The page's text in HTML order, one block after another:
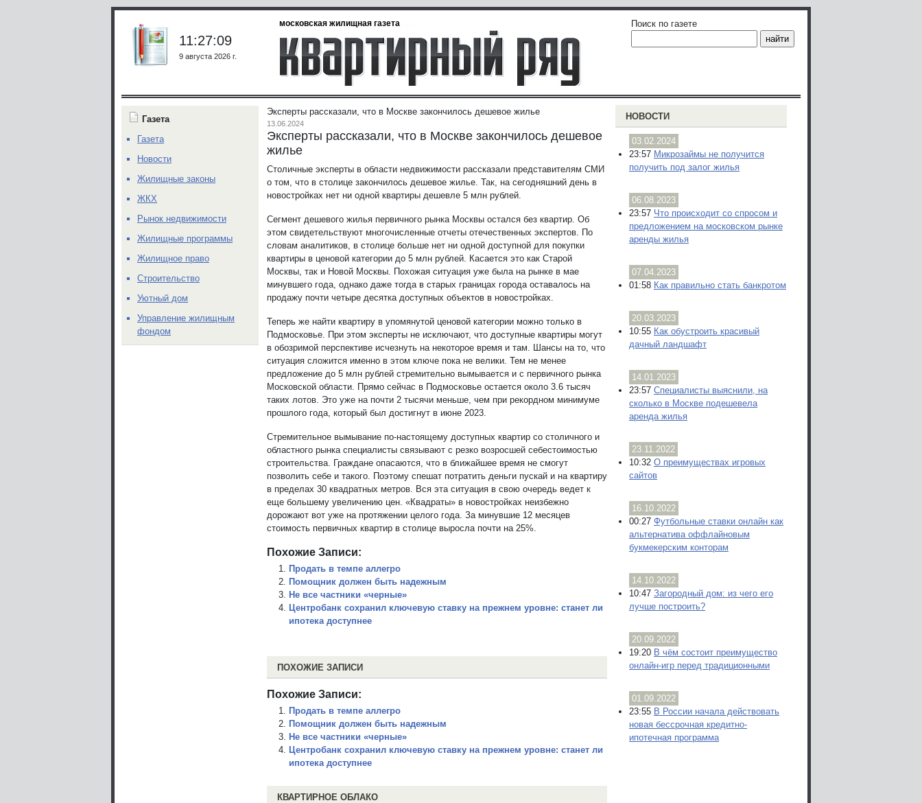
московская жилищная газета
11:27:09
9 августа 2026 г.
Поиск по газете
Эксперты рассказали, что в Москве закончилось дешевое жилье
13.06.2024
Эксперты рассказали, что в Москве закончилось дешевое
жилье
Столичные эксперты в области недвижимости рассказали представителям СМИ
о том, что в столице закончилось дешевое жилье. Так, на сегодняшний день в
новостройках нет ни одной квартиры дешевле 5 млн рублей.
Сегмент дешевого жилья первичного рынка Москвы остался без квартир. Об
этом свидетельствуют многочисленные отчеты отечественных экспертов. По
словам аналитиков, в столице больше нет ни одной доступной для покупки
квартиры в ценовой категории до 5 млн рублей. Касается это как Старой
Москвы, так и Новой Москвы. Похожая ситуация уже была на рынке в мае
минувшего года, однако даже тогда в старых границах города оставалось на
продажу почти четыре десятка доступных объектов в новостройках.
Теперь же найти квартиру в упомянутой ценовой категории можно только в
Подмосковье. При этом эксперты не исключают, что доступные квартиры могут
в обозримой перспективе исчезнуть на некоторое время и там. Шансы на то, что
ситуация сложится именно в этом ключе пока не велики. Тем не менее
предложение до 5 млн рублей стремительно вымывается и с первичного рынка
Московской области. Прямо сейчас в Подмосковье остается около 3.6 тысяч
таких лотов. Это уже на почти 2 тысячи меньше, чем при рекордном минимуме
прошлого года, который был достигнут в июне 2023.
Стремительное вымывание по-настоящему доступных квартир со столичного и
областного рынка специалисты связывают с резко возросшей себестоимостью
строительства. Граждане опасаются, что в ближайшее время не смогут
позволить себе и такого. Поэтому спешат потратить деньги пускай и на квартиру
в пределах 30 квадратных метров. Вся эта ситуация в свою очередь ведет к
еще большему увеличению цен. «Квадраты» в новостройках неизбежно
дорожают вот уже на протяжении целого года. За минувшие 12 месяцев
стоимость первичных квартир в столице выросла почти на 25%.
Похожие Записи:
Продать в темпе аллегро
Помощник должен быть надежным
Не все частники «черные»
Центробанк сохранил ключевую ставку на прежнем уровне: станет ли
ипотека доступнее
ПОХОЖИЕ ЗАПИСИ
Похожие Записи:
Продать в темпе аллегро
Помощник должен быть надежным
Не все частники «черные»
Центробанк сохранил ключевую ставку на прежнем уровне: станет ли
ипотека доступнее
КВАРТИРНОЕ ОБЛАКО
НОВОСТИ
03.02.2024
23:57 Микрозаймы не получится
получить под залог жилья
06.08.2023
23:57 Что происходит со спросом и
предложением на московском рынке
аренды жилья
07.04.2023
01:58 Как правильно стать банкротом
20.03.2023
10:55 Как обустроить красивый
дачный ландшафт
14.01.2023
23:57 Специалисты выяснили, на
сколько в Москве подешевела
аренда жилья
23.11.2022
10:32 О преимуществах игровых
сайтов
16.10.2022
00:27 Футбольные ставки онлайн как
альтернатива оффлайновым
букмекерским конторам
14.10.2022
10:47 Загородный дом: из чего его
лучше построить?
20.09.2022
19:20 В чём состоит преимущество
онлайн-игр перед традиционными
01.09.2022
23:55 В России начала действовать
новая бессрочная кредитно-
ипотечная программа
Газета
Газета
Новости
Жилищные законы
ЖКХ
Рынок недвижимости
Жилищные программы
Жилищное право
Строительство
Уютный дом
Управление жилищным
фондом